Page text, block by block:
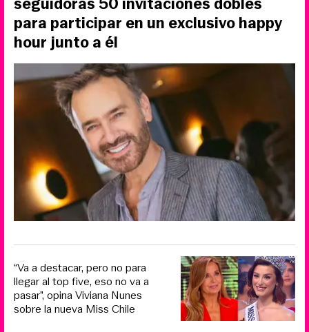
para participar en un exclusivo happy
hour junto a él
“Va a destacar, pero no para
llegar al top five, eso no va a
pasar”, opina Viviana Nunes
sobre la nueva Miss Chile